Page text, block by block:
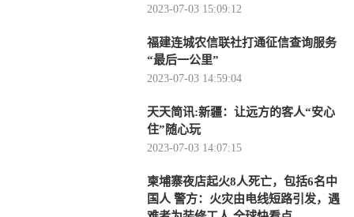
2023-07-03 15:09:12
福建连城农信联社打通征信查询服务
“最后一公里”
2023-07-03 14:59:04
天天简讯:新疆：让远方的客人“安心
住”随心玩
2023-07-03 14:07:15
柬埔寨夜店起火8人死亡，包括6名中
国人 警方：火灾由电线短路引发，遇